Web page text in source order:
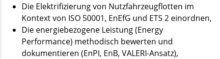
Die Elektrifizierung von Nutzfahrzeugflotten im
Kontext von ISO 50001, EnEfG und ETS 2 einordnen,
Die energiebezogene Leistung (Energy
Performance) methodisch bewerten und
dokumentieren (EnPI, EnB, VALERI-Ansatz),